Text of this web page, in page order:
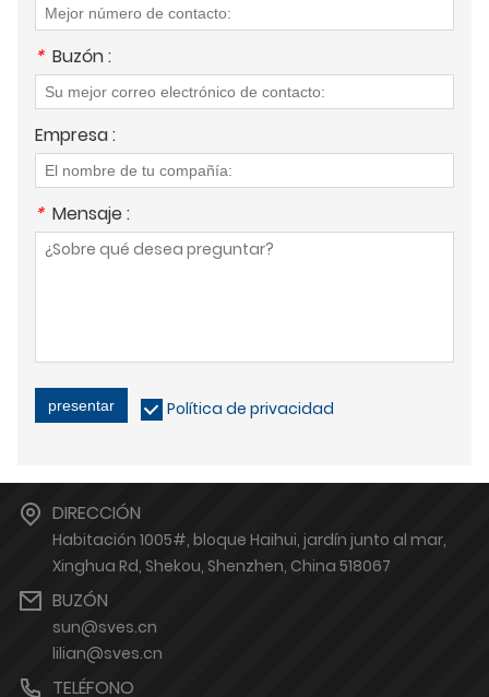
* Buzón :
Empresa :
* Mensaje :
presentar Política de privacidad
DIRECCIÓN
Habitación 1005#, bloque Haihui, jardín junto al mar,
Xinghua Rd, Shekou, Shenzhen, China 518067
BUZÓN
sun@sves.cn
lilian@sves.cn
TELÉFONO